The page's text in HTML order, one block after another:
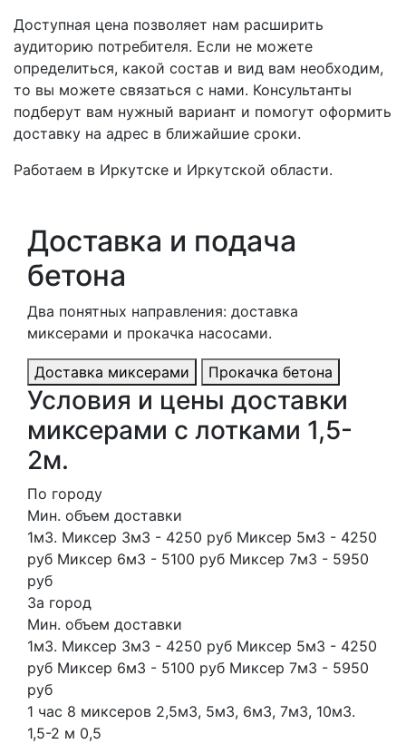
Доступная цена позволяет нам расширить
аудиторию потребителя. Если не можете
определиться, какой состав и вид вам необходим,
то вы можете связаться с нами. Консультанты
подберут вам нужный вариант и помогут оформить
доставку на адрес в ближайшие сроки.
Работаем в Иркутске и Иркутской области.
Доставка и подача
бетона
Два понятных направления: доставка
миксерами и прокачка насосами.
Доставка миксерами Прокачка бетона
Условия и цены доставки
миксерами с лотками 1,5-
2м.
По городу
Мин. объем доставки
1м3. Миксер 3м3 - 4250 руб Миксер 5м3 - 4250
руб Миксер 6м3 - 5100 руб Миксер 7м3 - 5950
руб
За город
Мин. объем доставки
1м3. Миксер 3м3 - 4250 руб Миксер 5м3 - 4250
руб Миксер 6м3 - 5100 руб Миксер 7м3 - 5950
руб
1 час 8 миксеров 2,5м3, 5м3, 6м3, 7м3, 10м3.
1,5-2 м 0,5